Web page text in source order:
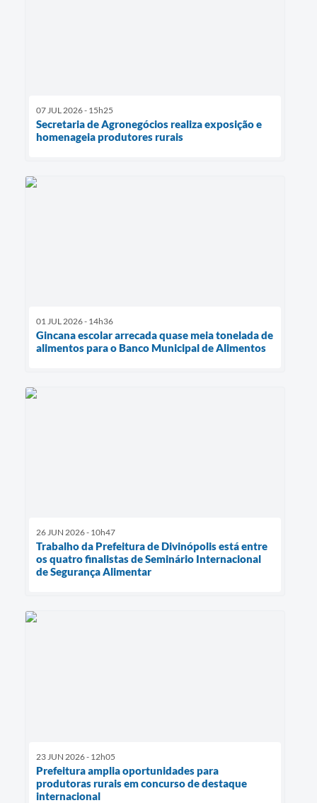
07 JUL 2026 - 15h25
Secretaria de Agronegócios realiza exposição e
homenageia produtores rurais
01 JUL 2026 - 14h36
Gincana escolar arrecada quase meia tonelada de
alimentos para o Banco Municipal de Alimentos
26 JUN 2026 - 10h47
Trabalho da Prefeitura de Divinópolis está entre
os quatro finalistas de Seminário Internacional
de Segurança Alimentar
23 JUN 2026 - 12h05
Prefeitura amplia oportunidades para
produtoras rurais em concurso de destaque
internacional